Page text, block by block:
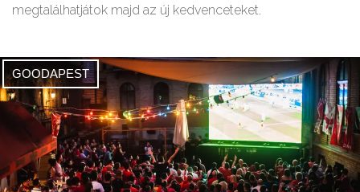
megtalálhatjátok majd az új kedvenceteket.
GOODAPEST